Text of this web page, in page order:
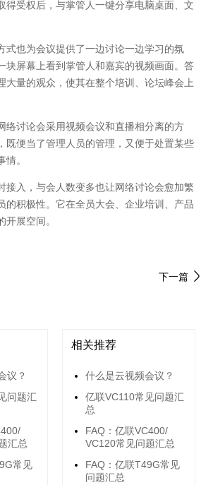
得受权后，与掌管人一键分享电脑桌面、文
也为会议提供了一边讨论一边学习的氛
块屏幕上看到掌管人和嘉宾的视频画面。答
大量的观众，使其在整个培训、论坛峰会上
络讨论会采用视频会议和直播相分离的方
既便当了管理人员的管理，又便于处置某些
。
入，与会人数变多也让网络讨论会愈加繁
的积极性。它在全员大会、企业培训、产品
展空间。
下一篇
议？
问题汇
汇总
常见
相关推荐
什么是云视频会议？
亿联VC110常见问题汇
总
FAQ：亿联VC400/
VC120常见问题汇总
FAQ：亿联T49G常见
问题汇总